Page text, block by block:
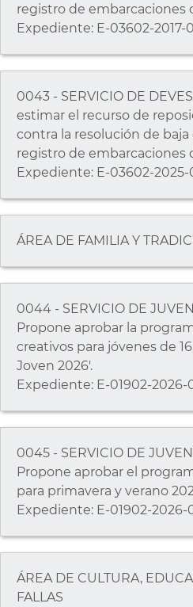
registro de embarcaciones
Expediente: E-03602-
0043 - SERVICIO DE
estimar el recurso de
contra la resolución de baja
registro de embarcaciones
Expediente: E-03602-
ÁREA DE FAMILIA Y
0044 - SERVICIO DE
Propone aprobar la
creativos para jóvenes de
Joven 2026'.
Expediente: E-01902-
0045 - SERVICIO DE
Propone aprobar el
para primavera y verano
Expediente: E-01902-
ÁREA DE CULTURA,
FALLAS